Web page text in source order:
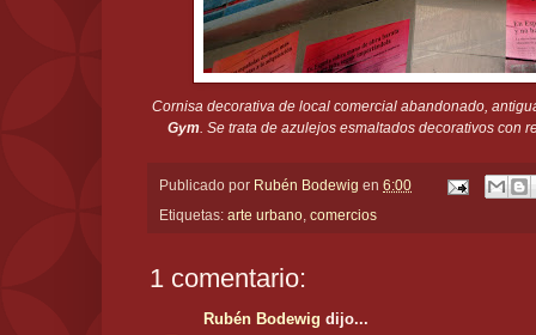
Cornisa decorativa de local comercial abandonado,
Gym. Se trata de azulejos esmaltados decorativos con
Publicado por Rubén Bodewig en 6:00
Etiquetas: arte urbano, comercios
1 comentario:
Rubén Bodewig dijo...